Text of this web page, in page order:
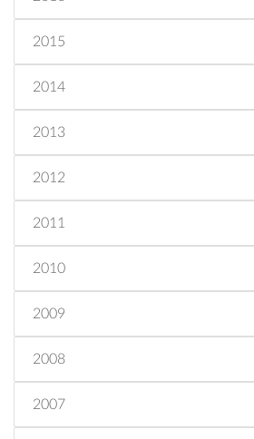
2015
2014
2013
2012
2011
2010
2009
2008
2007